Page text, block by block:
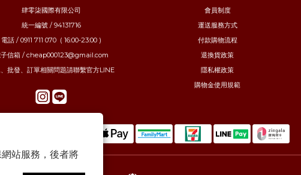
站服務，後者將
肆零柒國際有限公司
統一編號 / 94131716
電話 / 0911 711 070 ( 16:00-23:00 )
信箱 / cheap000123@gmail.com
批發、訂單相關問題請聯繫官方LINE
會員制度
運送服務方式
付款購物流程
退換貨政策
隱私權政策
購物金使用規範